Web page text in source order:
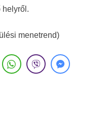
helyről.
menetrend)